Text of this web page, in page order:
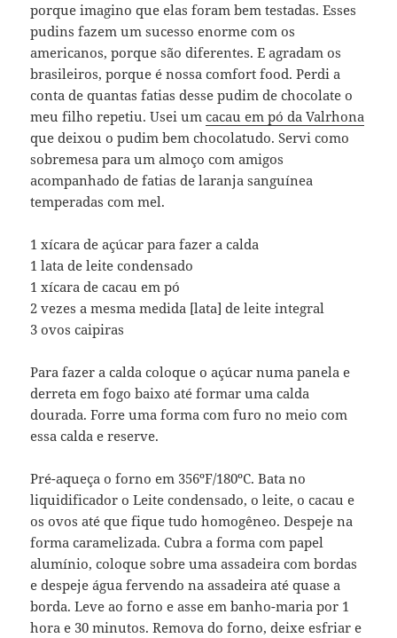
porque imagino que elas foram bem testadas. Esses
pudins fazem um sucesso enorme com os
americanos, porque são diferentes. E agradam os
brasileiros, porque é nossa comfort food. Perdi a
conta de quantas fatias desse pudim de chocolate o
meu filho repetiu. Usei umcacau em pó da Valrhona
que deixou o pudim bem chocolatudo. Servi como
sobremesa para um almoço com amigos
acompanhado de fatias de laranja sanguínea
temperadas com mel.
1 xícara de açúcar para fazer a calda
1 lata de leite condensado
1 xícara de cacau em pó
2 vezes a mesma medida [lata] de leite integral
3 ovos caipiras
Para fazer a calda coloque o açúcar numa panela e
derreta em fogo baixo até formar uma calda
dourada. Forre uma forma com furo no meio com
essa calda e reserve.
Pré-aqueça o forno em 356ºF/180ºC. Bata no
liquidificador o Leite condensado, o leite, o cacau e
os ovos até que fique tudo homogêneo. Despeje na
forma caramelizada. Cubra a forma com papel
alumínio, coloque sobre uma assadeira com bordas
e despeje água fervendo na assadeira até quase a
borda. Leve ao forno e asse em banho-maria por 1
hora e 30 minutos. Remova do forno, deixe esfriar e